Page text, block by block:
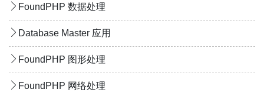
FoundPHP 数据处理
Database Master 应用
FoundPHP 图形处理
FoundPHP 网络处理